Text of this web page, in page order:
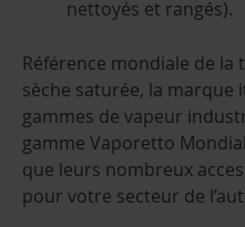
nettoyés et rangés).
Référence mondiale de la
sèche saturée, la marque
gammes de vapeur
gamme Vaporetto
que leurs nombreux
pour votre secteur de